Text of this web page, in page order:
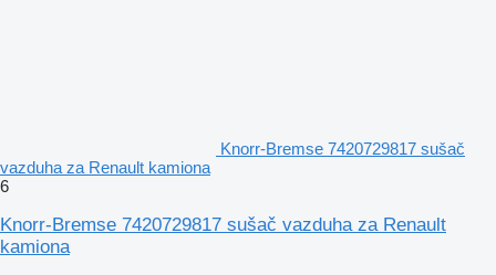
Knorr-Bremse 7420729817 sušač
vazduha za Renault kamiona
6
Knorr-Bremse 7420729817 sušač vazduha za Renault
kamiona